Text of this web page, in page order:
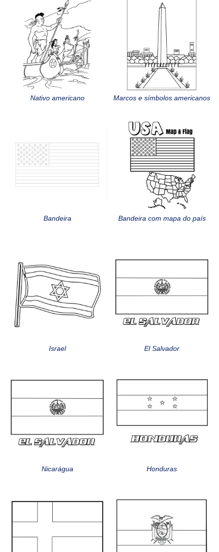
Nativo americano Marcos e símbolos americanos
Bandeira Bandeira com mapa do país
Israel El Salvador
Nicarágua Honduras